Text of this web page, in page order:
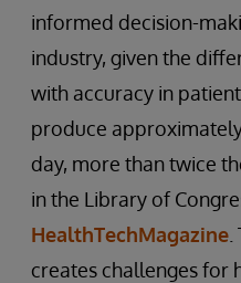
informed decision-
industry, given the
with accuracy in
produce
day, more than twice
in the Library of
HealthTechMagazine
creates challenges for